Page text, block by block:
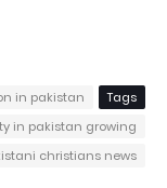
Tags
in pakistan
in pakistan growing
christians news